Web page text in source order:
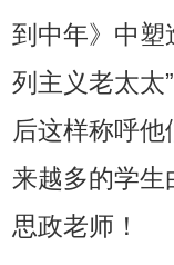
到中年》中塑
列主义老太太
后这样称呼
来越多的学生
思政老师！